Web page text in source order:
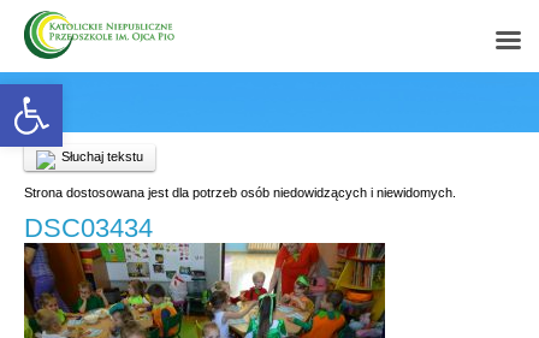
Open toolbar
Słuchaj tekstu
Strona dostosowana jest dla potrzeb osób niedowidzących i niewidomych.
DSC03434